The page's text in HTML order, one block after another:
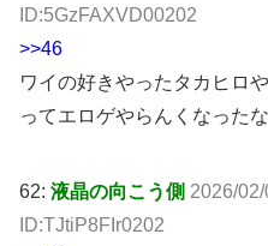
ID:5GzFAXVD00202
>>46
ワイの好きやったタカヒロ
ってエロゲやらんくなったな
62: 液晶の向こう側 2026/
ID:TJtiP8FIr0202